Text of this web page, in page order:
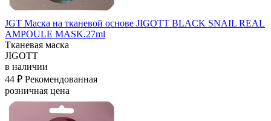
JGT Маска на тканевой основе JIGOTT BLACK SNAIL REAL
AMPOULE MASK.27ml
Тканевая маска
JIGOTT
в наличии
44 ₽ Рекомендованная
розничная цена